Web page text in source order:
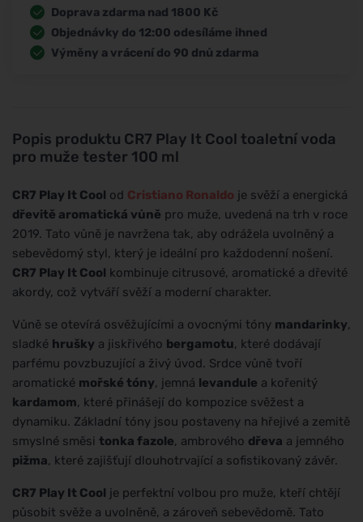
Popis produktu CR7 Play It Cool toaletní voda
pro muže tester 100 ml
CR7 Play It Cool od Cristiano Ronaldo je svěží a energická
dřevitě aromatická vůně pro muže, uvedená na trh v roce
2019. Tato vůně je navržena tak, aby odrážela uvolněný a
sebevědomý styl, který je ideální pro každodenní nošení.
CR7 Play It Cool kombinuje citrusové, aromatické a dřevité
akordy, což vytváří svěží a moderní charakter.
Vůně se otevírá osvěžujícími a ovocnými tóny mandarinky,
sladké hrušky a jiskřivého bergamotu, které dodávají
parfému povzbuzující a živý úvod. Srdce vůně tvoří
aromatické mořské tóny, jemná levandule a kořenitý
kardamom, které přinášejí do kompozice svěžest a
dynamiku. Základní tóny jsou postaveny na hřejivé a zemitě
smyslné směsi tonka fazole, ambrového dřeva a jemného
pižma, které zajišťují dlouhotrvající a sofistikovaný závěr.
CR7 Play It Cool je perfektní volbou pro muže, kteří chtějí
působit svěže a uvolněně, a zároveň sebevědomě. Tato
Doprava zdarma nad 1800 Kč
Objednávky do 12:00 odesíláme ihned
Výměny a vrácení do 90 dnů zdarma